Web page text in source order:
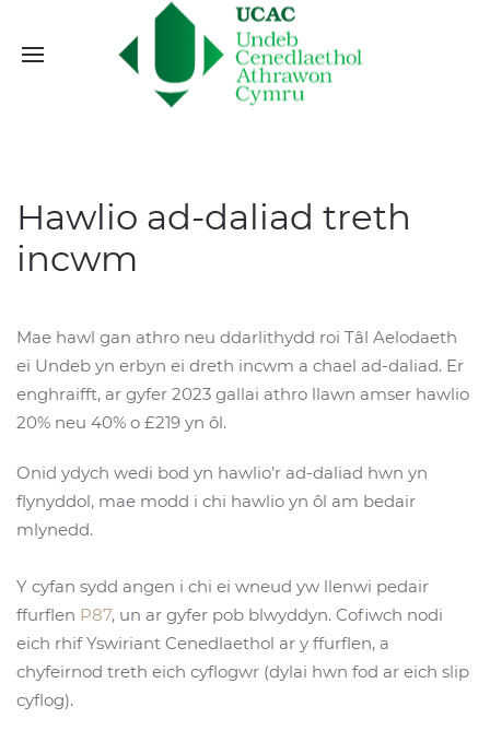
Hawlio ad-daliad treth
incwm
Mae hawl gan athro neu ddarlithydd roi Tâl Aelodaeth
ei Undeb yn erbyn ei dreth incwm a chael ad-daliad. Er
enghraifft, ar gyfer 2023 gallai athro llawn amser hawlio
20% neu 40% o £219 yn ôl.
Onid ydych wedi bod yn hawlio’r ad-daliad hwn yn
flynyddol, mae modd i chi hawlio yn ôl am bedair
mlynedd.
Y cyfan sydd angen i chi ei wneud yw llenwi pedair
ffurflen P87, un ar gyfer pob blwyddyn. Cofiwch nodi
eich rhif Yswiriant Cenedlaethol ar y ffurflen, a
chyfeirnod treth eich cyflogwr (dylai hwn fod ar eich slip
cyflog).